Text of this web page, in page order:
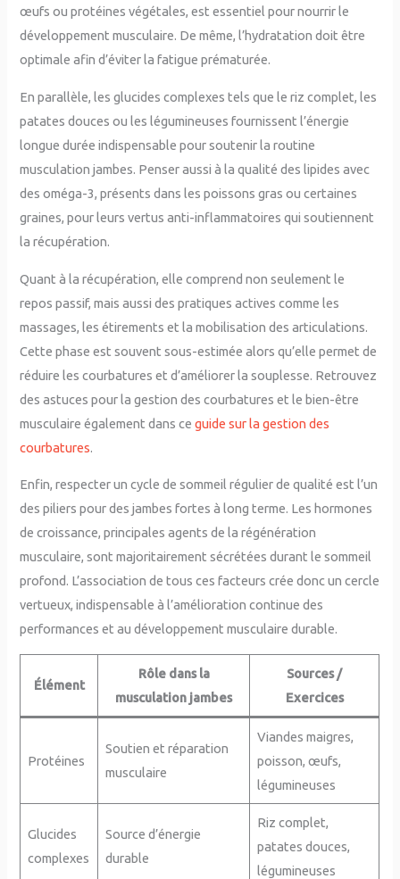
œufs ou protéines végétales, est essentiel pour nourrir le
développement musculaire. De même, l’hydratation doit être
optimale afin d’éviter la fatigue prématurée.
En parallèle, les glucides complexes tels que le riz complet, les
patates douces ou les légumineuses fournissent l’énergie
longue durée indispensable pour soutenir la routine
musculation jambes. Penser aussi à la qualité des lipides avec
des oméga-3, présents dans les poissons gras ou certaines
graines, pour leurs vertus anti-inflammatoires qui soutiennent
la récupération.
Quant à la récupération, elle comprend non seulement le
repos passif, mais aussi des pratiques actives comme les
massages, les étirements et la mobilisation des articulations.
Cette phase est souvent sous-estimée alors qu’elle permet de
réduire les courbatures et d’améliorer la souplesse. Retrouvez
des astuces pour la gestion des courbatures et le bien-être
musculaire également dans ceguide sur la gestion des
courbatures.
Enfin, respecter un cycle de sommeil régulier de qualité est l’un
des piliers pour des jambes fortes à long terme. Les hormones
de croissance, principales agents de la régénération
musculaire, sont majoritairement sécrétées durant le sommeil
profond. L’association de tous ces facteurs crée donc un cercle
vertueux, indispensable à l’amélioration continue des
performances et au développement musculaire durable.
Élément
Rôle dans la
musculation jambes
Sources /
Exercices
Protéines
Soutien et réparation
musculaire
Viandes maigres,
poisson, œufs,
légumineuses
Glucides
complexes
Source d’énergie
durable
Riz complet,
patates douces,
légumineuses